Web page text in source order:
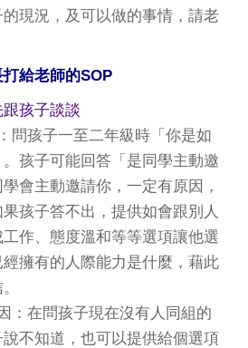
現況，及可以做的事情，請老
打給老師的SOP
孩子談談
問孩子一至二年級時「你是如
孩子可能回答「是同學主動邀
會主動邀請你，一定有原因，
孩子答不出，提供如會跟別人
作、態度溫和等等選項讓他選
擁有的人際能力是什麼，藉此
：在問孩子現在沒有人同組的
不知道，也可以提供給個選項